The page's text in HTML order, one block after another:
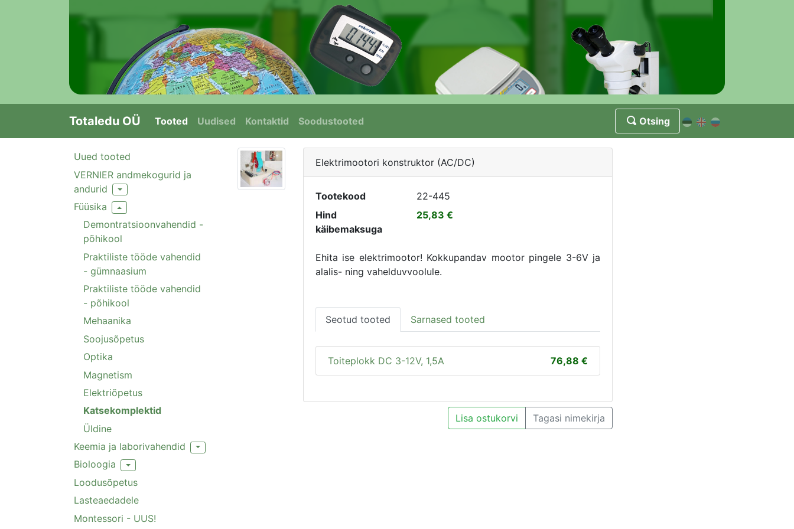
Totaledu OÜ Tooted Uudised Kontaktid Soodustooted Otsing
Uued tooted
VERNIER andmekogurid ja
andurid
Toggle Dropdown
Füüsika Toggle Dropdown
Demontratsioonvahendid -
põhikool
Praktiliste tööde vahendid
- gümnaasium
Praktiliste tööde vahendid
- põhikool
Mehaanika
Soojusõpetus
Optika
Magnetism
Elektriõpetus
Katsekomplektid
Üldine
Keemia ja laborivahendid
Toggle Dropdown
Bioloogia Toggle Dropdown
Loodusõpetus
Lasteaedadele
Montessori - UUS!
Elektrimootori konstruktor (AC/DC)
Tootekood
22-445
Hind
käibemaksuga
25,83
Ehita ise elektrimootor! Kokkupandav mootor pingele 3-6V ja
alalis- ning vahelduvvoolule.
Seotud tooted Sarnased tooted
76,88
Toiteplokk DC 3-12V, 1,5A
Lisa ostukorvi Tagasi nimekirja